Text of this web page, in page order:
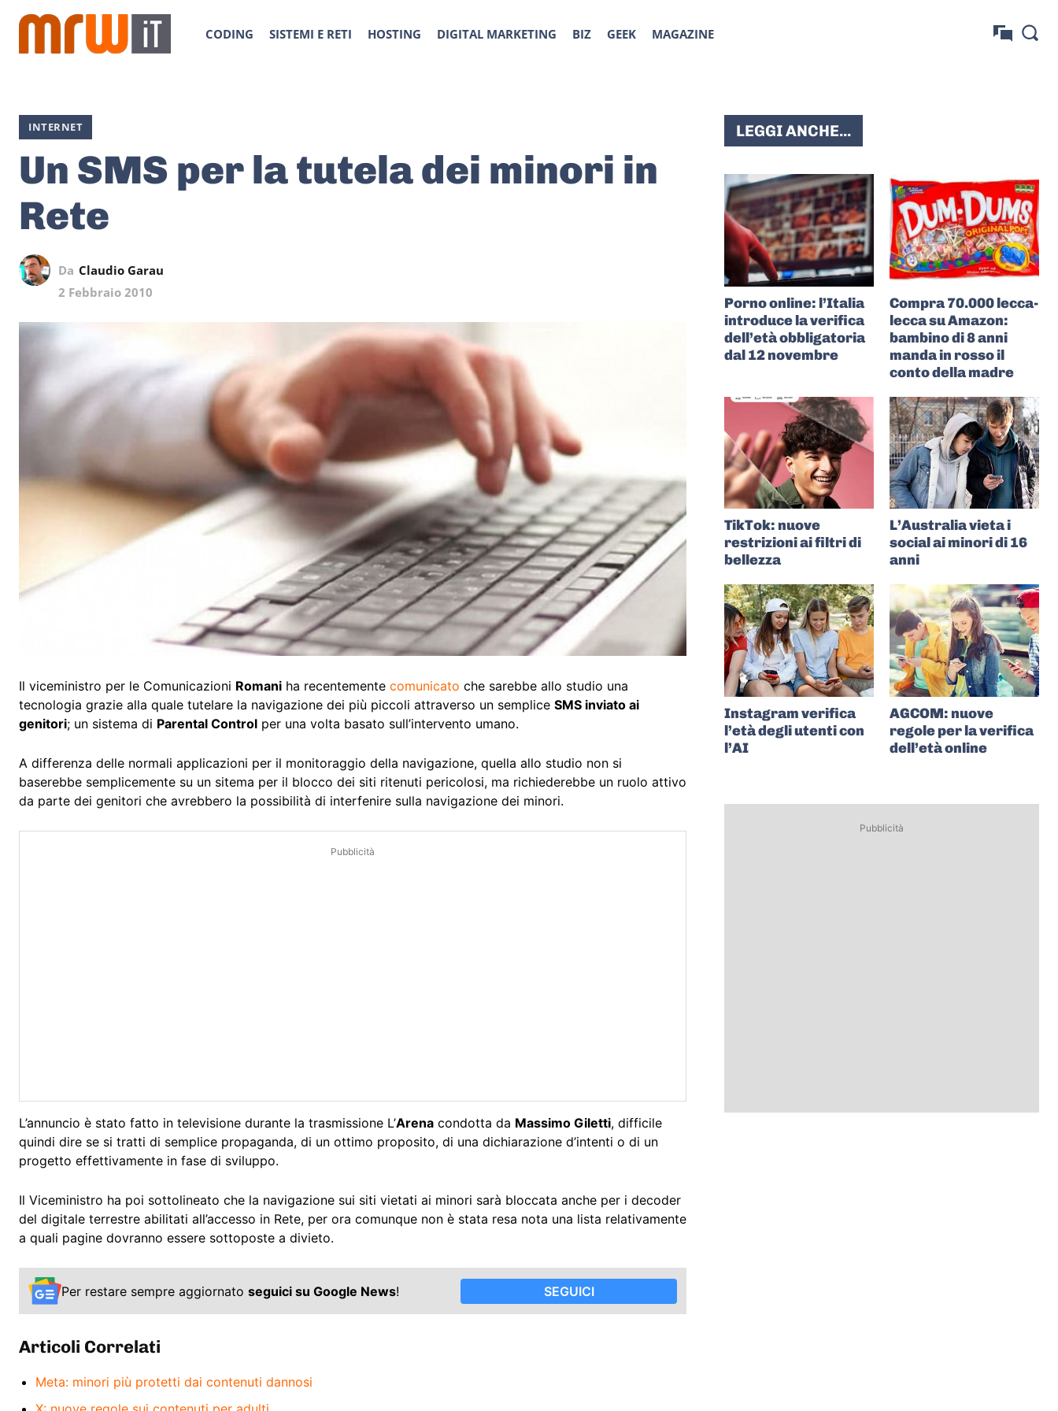
CODING SISTEMI E RETI HOSTING DIGITAL MARKETING BIZ GEEK MAGAZINE
INTERNET
Un SMS per la tutela dei minori in
Rete
Da Claudio Garau
2 Febbraio 2010
Il viceministro per le Comunicazioni Romani ha recentemente comunicato che sarebbe allo studio una
tecnologia grazie alla quale tutelare la navigazione dei più piccoli attraverso un semplice SMS inviato ai
genitori; un sistema di Parental Control per una volta basato sull’intervento umano.
A differenza delle normali applicazioni per il monitoraggio della navigazione, quella allo studio non si
baserebbe semplicemente su un sitema per il blocco dei siti ritenuti pericolosi, ma richiederebbe un ruolo attivo
da parte dei genitori che avrebbero la possibilità di interfenire sulla navigazione dei minori.
Pubblicità
L’annuncio è stato fatto in televisione durante la trasmissione L’Arena condotta da Massimo Giletti, difficile
quindi dire se si tratti di semplice propaganda, di un ottimo proposito, di una dichiarazione d’intenti o di un
progetto effettivamente in fase di sviluppo.
Il Viceministro ha poi sottolineato che la navigazione sui siti vietati ai minori sarà bloccata anche per i decoder
del digitale terrestre abilitati all’accesso in Rete, per ora comunque non è stata resa nota una lista relativamente
a quali pagine dovranno essere sottoposte a divieto.
Per restare sempre aggiornato seguici su Google News! SEGUICI
Articoli Correlati
Meta: minori più protetti dai contenuti dannosi
LEGGI ANCHE...
Porno online: l’Italia
introduce la verifica
dell’età obbligatoria
dal 12 novembre
Compra 70.000 lecca-
lecca su Amazon:
bambino di 8 anni
manda in rosso il
conto della madre
TikTok: nuove
restrizioni ai filtri di
bellezza
L’Australia vieta i
social ai minori di 16
anni
Instagram verifica
l’età degli utenti con
l’AI
AGCOM: nuove
regole per la verifica
dell’età online
Pubblicità